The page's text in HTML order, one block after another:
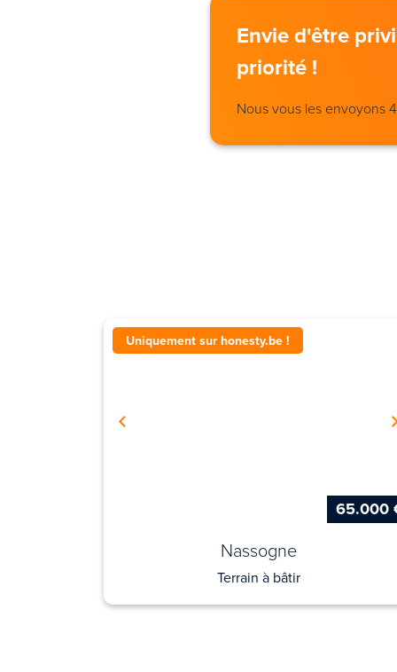
Envie d'être
priorité !
Nous vous les envoyons
Uniquement sur honesty.be !
65.000
Nassogne
Terrain à bâtir